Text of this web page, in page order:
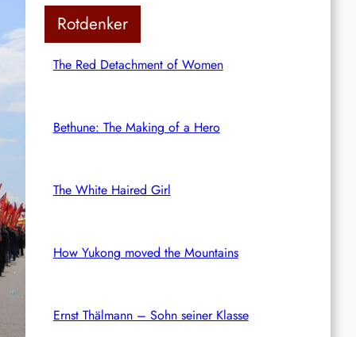
Rotdenker
The Red Detachment of Women
Bethune: The Making of a Hero
The White Haired Girl
How Yukong moved the Mountains
Ernst Thälmann – Sohn seiner Klasse